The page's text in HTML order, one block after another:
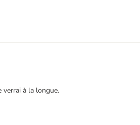
verrai à la longue.